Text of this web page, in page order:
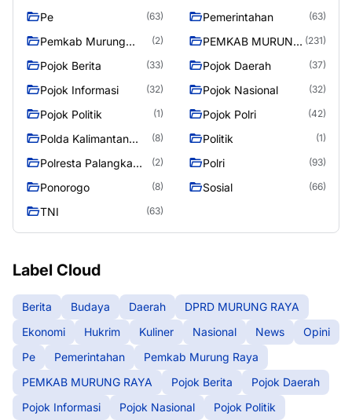
Pe (63) Pemerintahan (63)
Pemkab Murung
(2)
PEMKAB MURUNG (231)
Pojok Berita (33) Pojok Daerah (37)
Pojok Informasi (32) Pojok Nasional (32)
Pojok Politik (1) Pojok Polri (42)
Polda Kalimantan
(8) Politik (1)
Polresta Palangka
(2) Polri (93)
Ponorogo (8) Sosial (66)
TNI (63)
Label Cloud
Berita Budaya Daerah
DPRD MURUNG RAYA
Ekonomi
Hukrim Kuliner Nasional News
Opini
Pe
Pemerintahan
Pemkab Murung Raya
PEMKAB MURUNG RAYA
Pojok Berita
Pojok Daerah
Pojok Informasi
Pojok Nasional
Pojok Politik